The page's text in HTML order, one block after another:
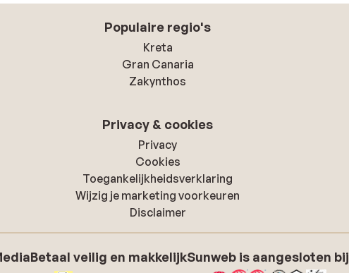
Populaire regio's
Kreta
Gran Canaria
Zakynthos
Privacy & cookies
Privacy
Cookies
Toegankelijkheidsverklaring
Wijzig je marketing voorkeuren
Disclaimer
Betaal veilig en makkelijkSunweb is aangesloten bij